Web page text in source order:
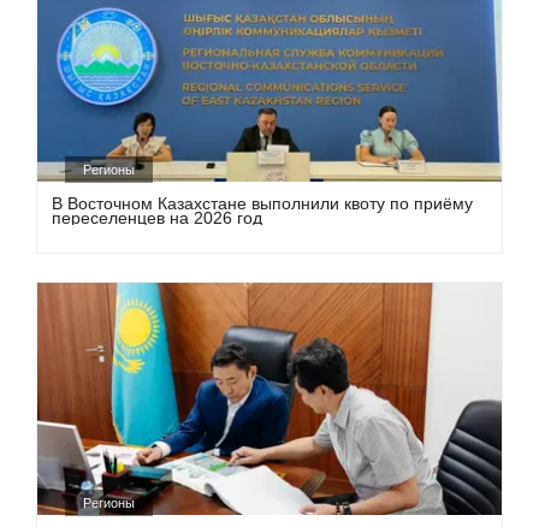
Регионы
В Восточном Казахстане выполнили квоту по приёму
переселенцев на 2026 год
Регионы